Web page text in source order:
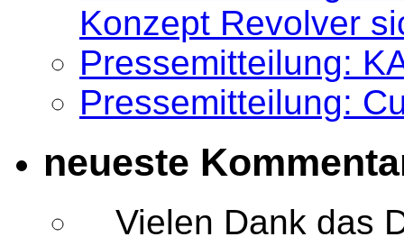
Konzept Revolver
Pressemitteilung:
Pressemitteilung:
neueste
Vielen Dank das